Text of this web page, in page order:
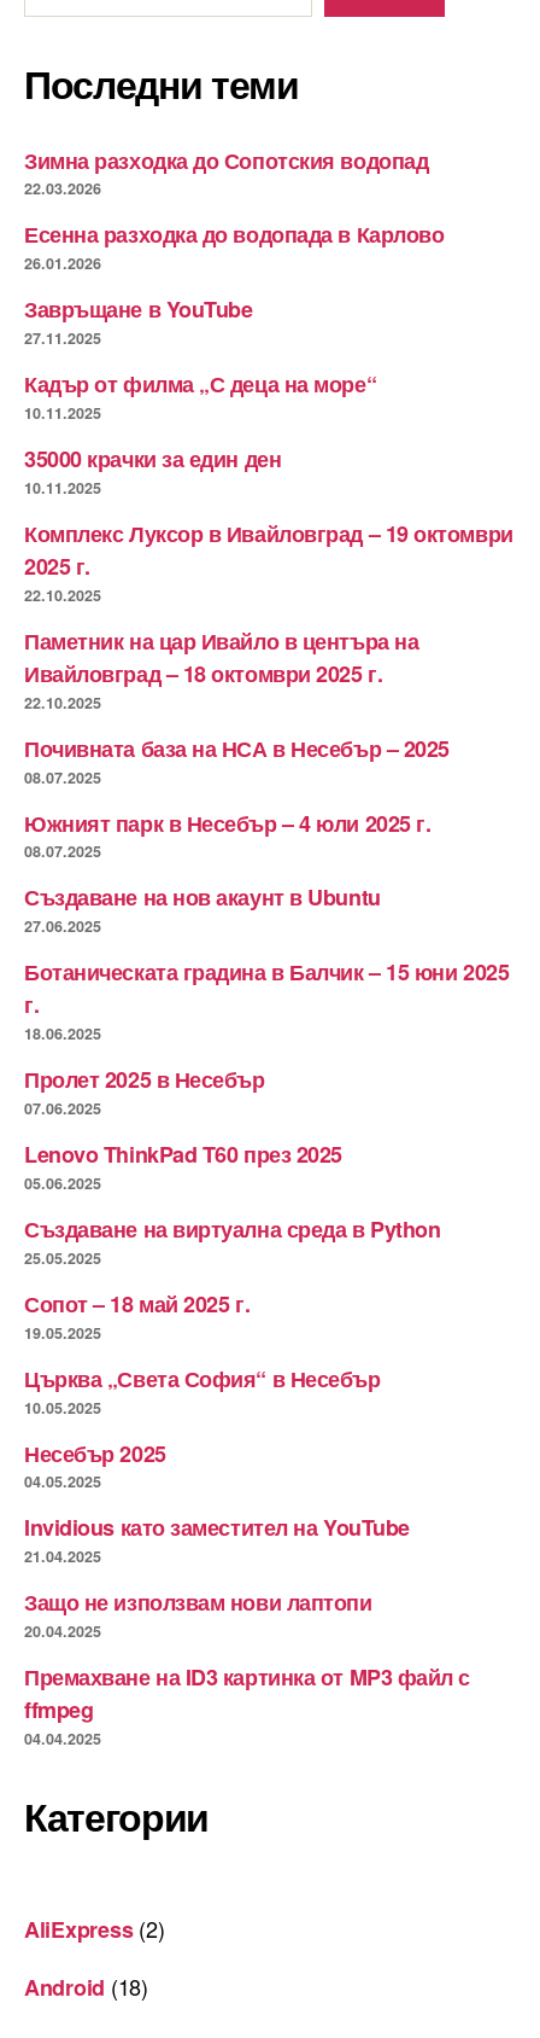
Последни теми
Зимна разходка до Сопотския водопад
22.03.2026
Есенна разходка до водопада в Карлово
26.01.2026
Завръщане в YouTube
27.11.2025
Кадър от филма „С деца на море“
10.11.2025
35000 крачки за един ден
10.11.2025
Комплекс Луксор в Ивайловград – 19 октомври
2025 г.
22.10.2025
Паметник на цар Ивайло в центъра на
Ивайловград – 18 октомври 2025 г.
22.10.2025
Почивната база на НСА в Несебър – 2025
08.07.2025
Южният парк в Несебър – 4 юли 2025 г.
08.07.2025
Създаване на нов акаунт в Ubuntu
27.06.2025
Ботаническата градина в Балчик – 15 юни 2025
г.
18.06.2025
Пролет 2025 в Несебър
07.06.2025
Lenovo ThinkPad T60 през 2025
05.06.2025
Създаване на виртуална среда в Python
25.05.2025
Сопот – 18 май 2025 г.
19.05.2025
Църква „Света София“ в Несебър
10.05.2025
Несебър 2025
04.05.2025
Invidious като заместител на YouTube
21.04.2025
Защо не използвам нови лаптопи
20.04.2025
Премахване на ID3 картинка от MP3 файл с
ffmpeg
04.04.2025
Категории
AliExpress(2)
Android (18)